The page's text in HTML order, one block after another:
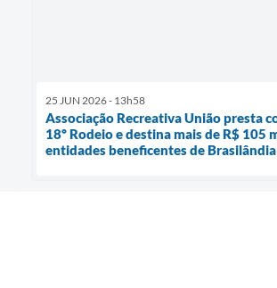
25 JUN 2026 - 13h58
Associação Recreativa União presta
18º Rodeio e destina mais de R$ 105
entidades beneficentes de Brasilândia